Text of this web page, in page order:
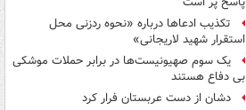
تکذیب ادعاها درباره «نحوه ردزنی محل
استقرار شهید لاریجانی»
یک‌ سوم صهیونیست‌ها در برابر حملات موشکی
بی دفاع هستند
دشان از دست عربستان فرار کرد